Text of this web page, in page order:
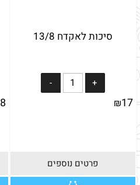
סיכות לאקדח 13/8
₪17
פרטים נוספים
8